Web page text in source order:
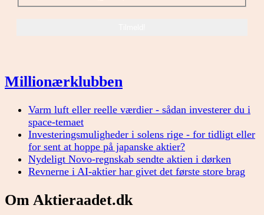
Millionærklubben
Varm luft eller reelle værdier - sådan investerer du i
space-temaet
Investeringsmuligheder i solens rige - for tidligt eller
for sent at hoppe på japanske aktier?
Nydeligt Novo-regnskab sendte aktien i dørken
Revnerne i AI-aktier har givet det første store brag
Om Aktieraadet.dk